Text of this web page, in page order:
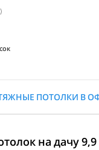
)
ПОТОЛКИ В
на дачу